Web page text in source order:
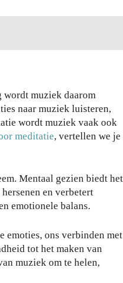
wordt muziek daarom
naar muziek luisteren,
wordt muziek vaak ook
meditatie, vertellen we je
Mentaal gezien biedt het
en verbetert
emotionele balans.
emoties, ons verbinden met
tot het maken van
muziek om te helen,